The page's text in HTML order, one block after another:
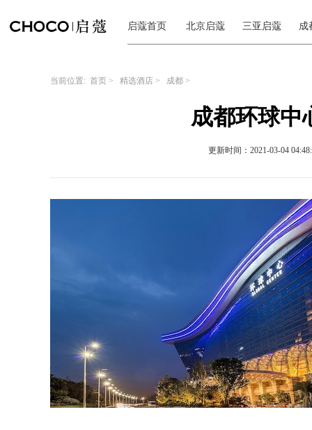
启蔻首页 北京启蔻 三亚启蔻 成
当前位置: 首页 > 精选酒店 > 成都 >
成都环球中
更新时间：2021-03-04